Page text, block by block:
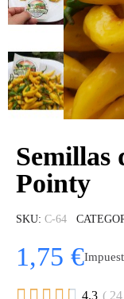
Semillas
Pointy
SKU C-64
1,75 €
4.3 (